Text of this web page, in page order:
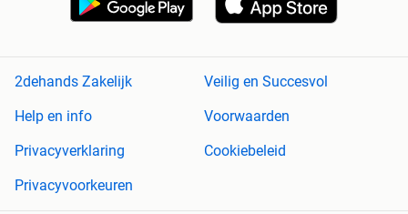
2dehands Zakelijk
Veilig en Succesvol
Help en info
Voorwaarden
Privacyverklaring
Cookiebeleid
Privacyvoorkeuren